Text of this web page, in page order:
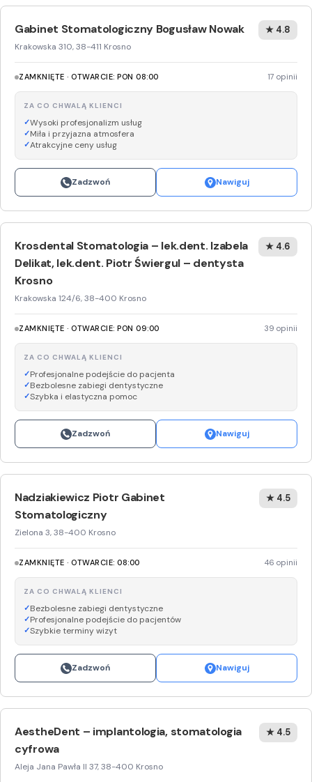
Gabinet Stomatologiczny Bogusław Nowak
Krakowska 310, 38-411 Krosno
★ 4.8
ZAMKNIĘTE · OTWARCIE: PON 08:00 17 opinii
ZA CO CHWALĄ KLIENCI
Wysoki profesjonalizm usług
Miła i przyjazna atmosfera
Atrakcyjne ceny usług
Zadzwoń Nawiguj
Krosdental Stomatologia – lek.dent. Izabela
Delikat, lek.dent. Piotr Świergul – dentysta
Krosno
Krakowska 124/6, 38-400 Krosno
★ 4.6
ZAMKNIĘTE · OTWARCIE: PON 09:00 39 opinii
ZA CO CHWALĄ KLIENCI
Profesjonalne podejście do pacjenta
Bezbolesne zabiegi dentystyczne
Szybka i elastyczna pomoc
Zadzwoń Nawiguj
Nadziakiewicz Piotr Gabinet
Stomatologiczny
Zielona 3, 38-400 Krosno
★ 4.5
ZAMKNIĘTE · OTWARCIE: 08:00 46 opinii
ZA CO CHWALĄ KLIENCI
Bezbolesne zabiegi dentystyczne
Profesjonalne podejście do pacjentów
Szybkie terminy wizyt
Zadzwoń Nawiguj
AestheDent – implantologia, stomatologia
cyfrowa
Aleja Jana Pawła II 37, 38-400 Krosno
★ 4.5